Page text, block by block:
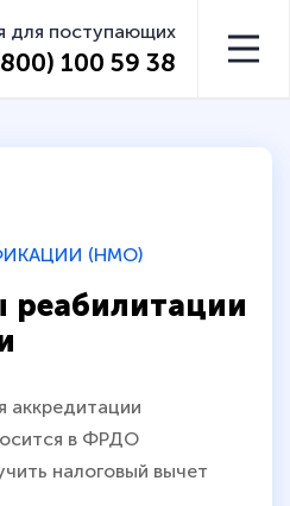
для поступающих
100 59 38
(НМО)
реабилитации
аккредитации
в ФРДО
налоговый вычет